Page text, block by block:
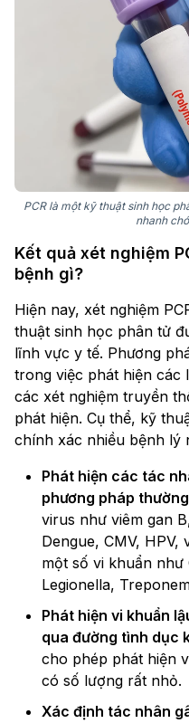
PCR là một kỹ thuật sinh học
nhanh
Kết quả xét nghiệm
bệnh gì?
Hiện nay, xét nghiệm
thuật sinh học phân tử
lĩnh vực y tế. Phương
trong việc phát hiện các
các xét nghiệm truyền
phát hiện. Cụ thể, kỹ
chính xác nhiều bệnh lý
Phát hiện các tác
phương pháp
virus như viêm gan
Dengue, CMV,
một số vi khuẩn như
Legionella,
Phát hiện vi khuẩn
qua đường tình dục
cho phép phát hiện
có số lượng rất nhỏ.
Xác định tác nhân